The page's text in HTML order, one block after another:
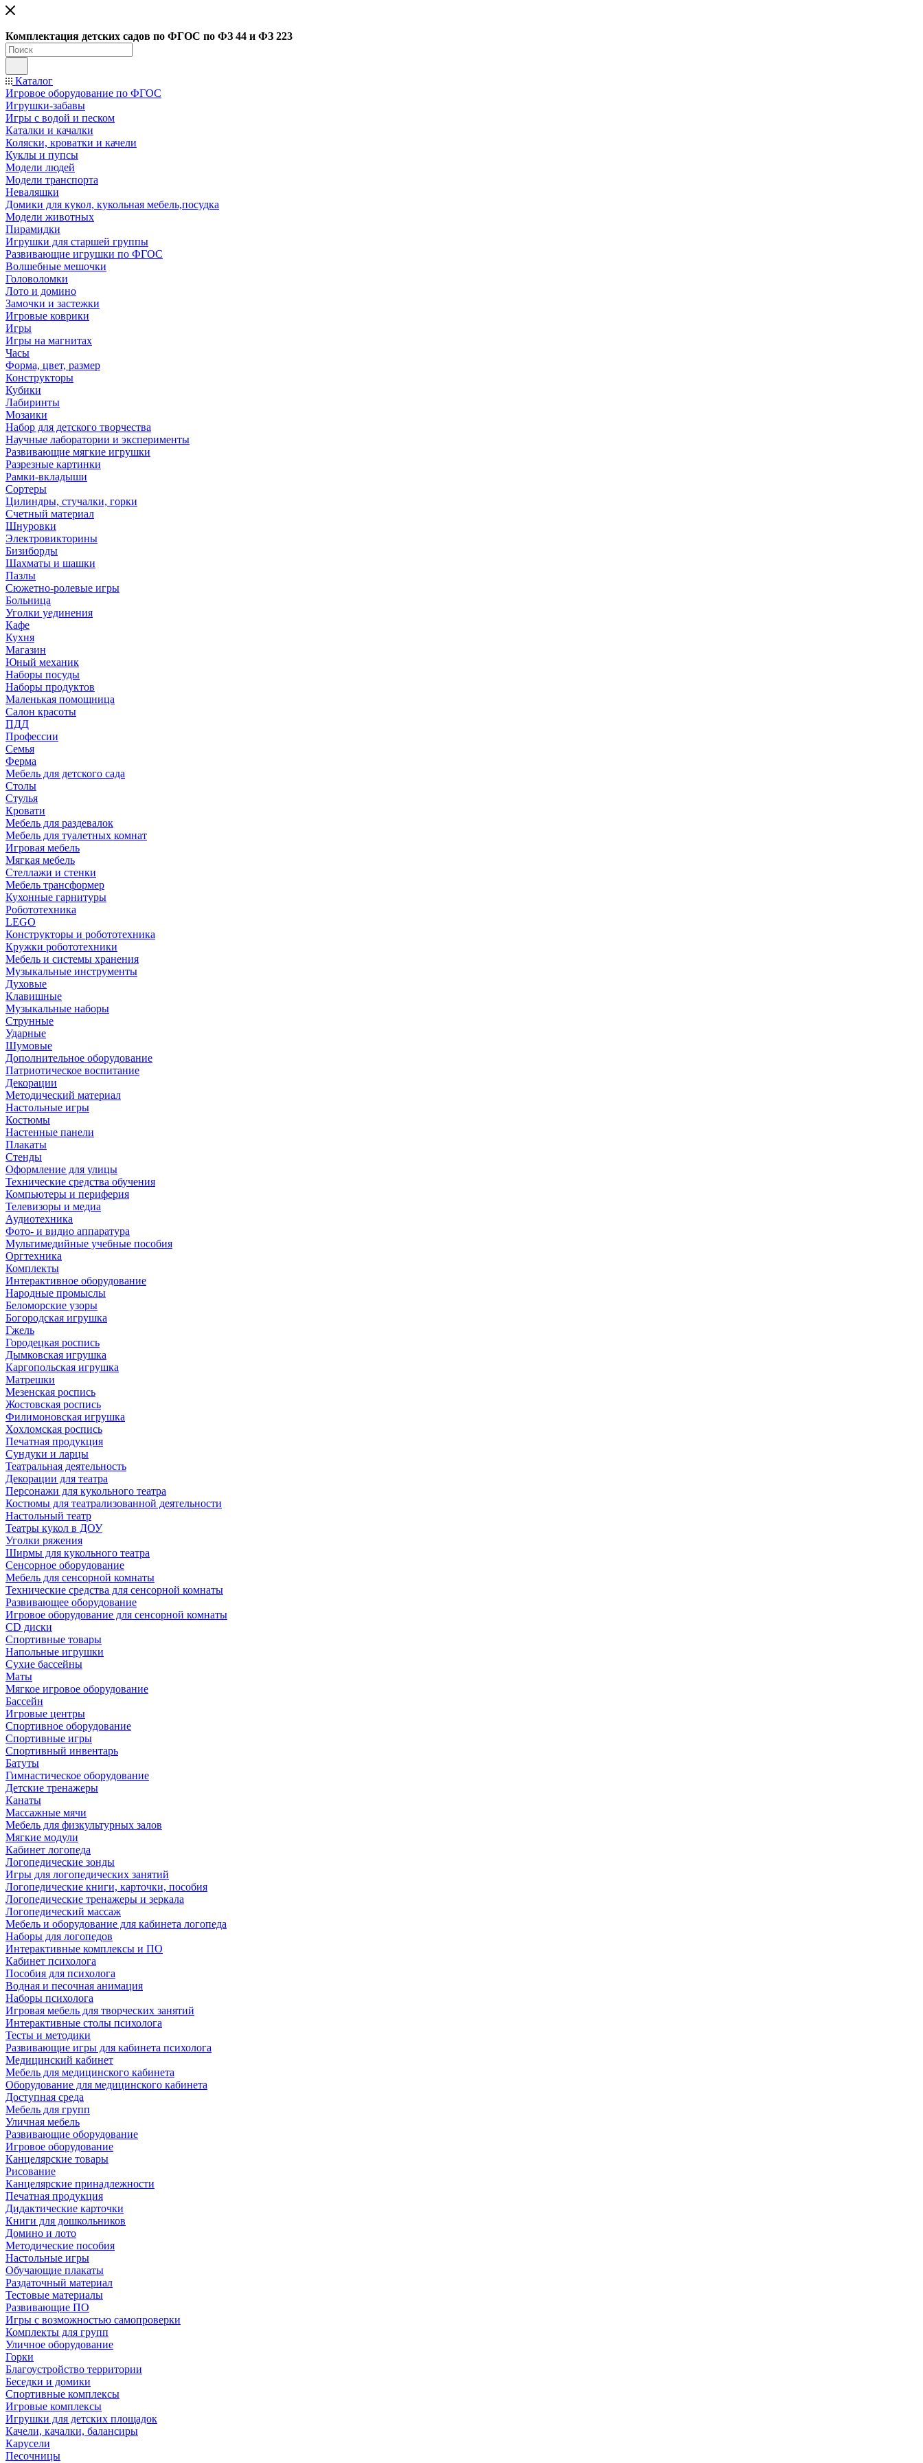
Комплектация детских садов по ФГОC по ФЗ 44 и ФЗ 223
Каталог
Игровое оборудование по ФГОС
Игрушки-забавы
Игры с водой и песком
Каталки и качалки
Коляски, кроватки и качели
Куклы и пупсы
Модели людей
Модели транспорта
Неваляшки
Домики для кукол, кукольная мебель,посудка
Модели животных
Пирамидки
Игрушки для старшей группы
Развивающие игрушки по ФГОС
Волшебные мешочки
Головоломки
Лото и домино
Замочки и застежки
Игровые коврики
Игры
Игры на магнитах
Часы
Форма, цвет, размер
Конструкторы
Кубики
Лабиринты
Мозаики
Набор для детского творчества
Научные лаборатории и эксперименты
Развивающие мягкие игрушки
Разрезные картинки
Рамки-вкладыши
Сортеры
Цилиндры, стучалки, горки
Счетный материал
Шнуровки
Электровикторины
Бизиборды
Шахматы и шашки
Пазлы
Сюжетно-ролевые игры
Больница
Уголки уединения
Кафе
Кухня
Магазин
Юный механик
Наборы посуды
Наборы продуктов
Маленькая помощница
Салон красоты
ПДД
Профессии
Семья
Ферма
Мебель для детского сада
Столы
Cтулья
Кровати
Мебель для раздевалок
Мебель для туалетных комнат
Игровая мебель
Мягкая мебель
Стеллажи и стенки
Мебель трансформер
Кухонные гарнитуры
Робототехника
LEGO
Конструкторы и робототехника
Кружки робототехники
Мебель и системы хранения
Музыкальные инструменты
Духовые
Клавишные
Музыкальные наборы
Струнные
Ударные
Шумовые
Дополнительное оборудование
Патриотическое воспитание
Декорации
Методический материал
Настольные игры
Костюмы
Настенные панели
Плакаты
Стенды
Оформление для улицы
Технические средства обучения
Компьютеры и периферия
Телевизоры и медиа
Аудиотехника
Фото- и видио аппаратура
Мультимедийные учебные пособия
Оргтехника
Комплекты
Интерактивное оборудование
Народные промыслы
Беломорские узоры
Богородская игрушка
Гжель
Городецкая роспись
Дымковская игрушка
Каргопольская игрушка
Матрешки
Мезенская роспись
Жостовская роспись
Филимоновская игрушка
Хохломская роспись
Печатная продукция
Сундуки и ларцы
Театральная деятельность
Декорации для театра
Персонажи для кукольного театра
Костюмы для театрализованной деятельности
Настольный театр
Театры кукол в ДОУ
Уголки ряжения
Ширмы для кукольного театра
Сенсорное оборудование
Мебель для сенсорной комнаты
Технические средства для сенсорной комнаты
Развивающее оборудование
Игровое оборудование для сенсорной комнаты
CD диски
Спортивные товары
Напольные игрушки
Сухие бассейны
Маты
Мягкое игровое оборудование
Бассейн
Игровые центры
Спортивное оборудование
Спортивные игры
Спортивный инвентарь
Батуты
Гимнастическое оборудование
Детские тренажеры
Канаты
Массажные мячи
Мебель для физкультурных залов
Мягкие модули
Кабинет логопеда
Логопедические зонды
Игры для логопедических занятий
Логопедические книги, карточки, пособия
Логопедические тренажеры и зеркала
Логопедический массаж
Мебель и оборудование для кабинета логопеда
Наборы для логопедов
Интерактивные комплексы и ПО
Кабинет психолога
Пособия для психолога
Водная и песочная анимация
Наборы психолога
Игровая мебель для творческих занятий
Интерактивные столы психолога
Тесты и методики
Развивающие игры для кабинета психолога
Медицинский кабинет
Мебель для медицинского кабинета
Оборудование для медицинского кабинета
Доступная среда
Мебель для групп
Уличная мебель
Развивающие оборудование
Игровое оборудование
Канцелярские товары
Рисование
Канцелярские принадлежности
Печатная продукция
Дидактические карточки
Книги для дошкольников
Домино и лото
Методические пособия
Настольные игры
Обучающие плакаты
Раздаточный материал
Тестовые материалы
Развивающие ПО
Игры с возможностью самопроверки
Комплекты для групп
Уличное оборудование
Горки
Благоустройство территории
Беседки и домики
Спортивные комплексы
Игровые комплексы
Игрушки для детских площадок
Качели, качалки, балансиры
Карусели
Песочницы